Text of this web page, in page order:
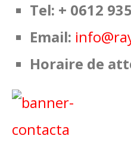
Tel: + 0612
Email:
Horaire de